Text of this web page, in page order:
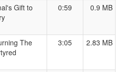
Gift to
0:59 0.9 MB
The
3:05 2.83 MB